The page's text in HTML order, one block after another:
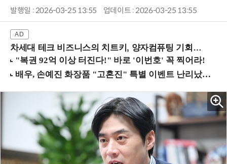
발행일 : 2026-03-25 13:55 업데이트 : 2026-03-25 13:55
차세대 테크 비즈니스의 치트키, 양자컴퓨팅 기회를 선점하라! (8/28 강남역)